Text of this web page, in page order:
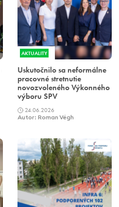
AKTUALITY
Uskutočnilo sa neformálne
pracovné stretnutie
novozvoleného Výkonného
výboru SPV
24.06.2026
Autor: Roman Végh